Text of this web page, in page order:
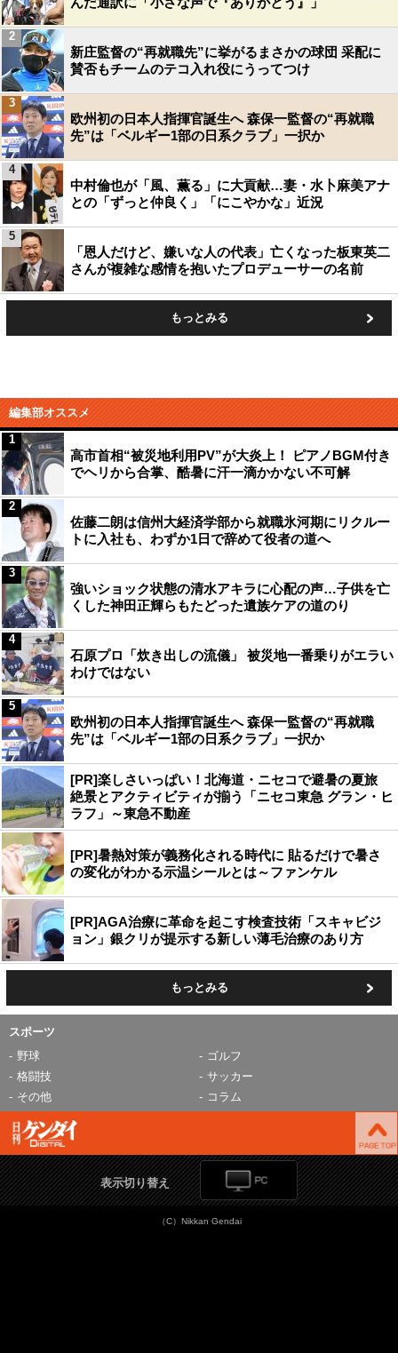
新庄監督の“再就職先”に挙がるまさかの球団 采配に
賛否もチームのテコ入れ役にうってつけ
2
欧州初の日本人指揮官誕生へ 森保一監督の“再就職
先”は「ベルギー1部の日系クラブ」一択か
3
中村倫也が「風、薫る」に大貢献…妻・水卜麻美アナ
との「ずっと仲良く」「にこやかな」近況
4
「恩人だけど、嫌いな人の代表」亡くなった板東英二
さんが複雑な感情を抱いたプロデューサーの名前
5
もっとみる
編集部オススメ
高市首相“被災地利用PV”が大炎上！ ピアノBGM付き
でヘリから合掌、酷暑に汗一滴かかない不可解
1
佐藤二朗は信州大経済学部から就職氷河期にリクルー
トに入社も、わずか1日で辞めて役者の道へ
2
強いショック状態の清水アキラに心配の声…子供を亡
くした神田正輝らもたどった遺族ケアの道のり
3
石原プロ「炊き出しの流儀」 被災地一番乗りがエラい
わけではない
4
欧州初の日本人指揮官誕生へ 森保一監督の“再就職
先”は「ベルギー1部の日系クラブ」一択か
5
[PR]楽しさいっぱい！北海道・ニセコで避暑の夏旅
絶景とアクティビティが揃う「ニセコ東急 グラン・ヒ
ラフ」～東急不動産
[PR]暑熱対策が義務化される時代に 貼るだけで暑さ
の変化がわかる示温シールとは～ファンケル
[PR]AGA治療に革命を起こす検査技術「スキャビジ
ョン」銀クリが提示する新しい薄毛治療のあり方
もっとみる
スポーツ
野球
ゴルフ
格闘技
サッカー
その他
コラム
表示切り替え
（C）Nikkan Gendai